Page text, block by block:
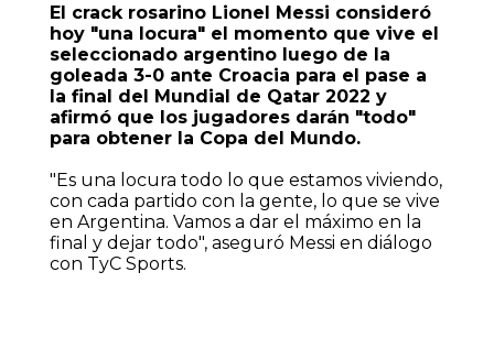
El crack rosarino Lionel Messi consideró
hoy "una locura" el momento que vive el
seleccionado argentino luego de la
goleada 3-0 ante Croacia para el pase a
la final del Mundial de Qatar 2022 y
afirmó que los jugadores darán "todo"
para obtener la Copa del Mundo.
"Es una locura todo lo que estamos viviendo,
con cada partido con la gente, lo que se vive
en Argentina. Vamos a dar el máximo en la
final y dejar todo", aseguró Messi en diálogo
con TyC Sports.